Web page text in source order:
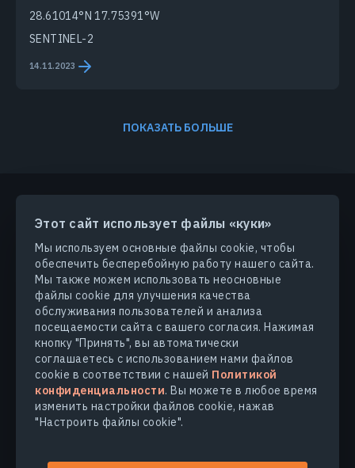
Этот сайт использует файлы «куки»
Мы используем основные файлы cookie, чтобы
обеспечить бесперебойную работу нашего сайта.
Мы также можем использовать неосновные
файлы cookie для улучшения качества
обслуживания пользователей и анализа
посещаемости сайта с вашего согласия. Нажимая
кнопку "Принять", вы автоматически
соглашаетесь с использованием нами файлов
cookie в соответствии с нашей Политикой
конфиденциальности. Вы можете в любое время
изменить настройки файлов cookie, нажав
"Настроить файлы cookie".
28.61014°N 17.75391°W
SENTINEL-2
14.11.2023
ПОКАЗАТЬ БОЛЬШЕ
ПРОДУКТЫ И РЕШЕНИЯ
ОТРАСЛИ
КОМПАНИЯ
УЗНАТЬ БОЛЬШЕ
© 2026 EOS Data Analytics,Inc.